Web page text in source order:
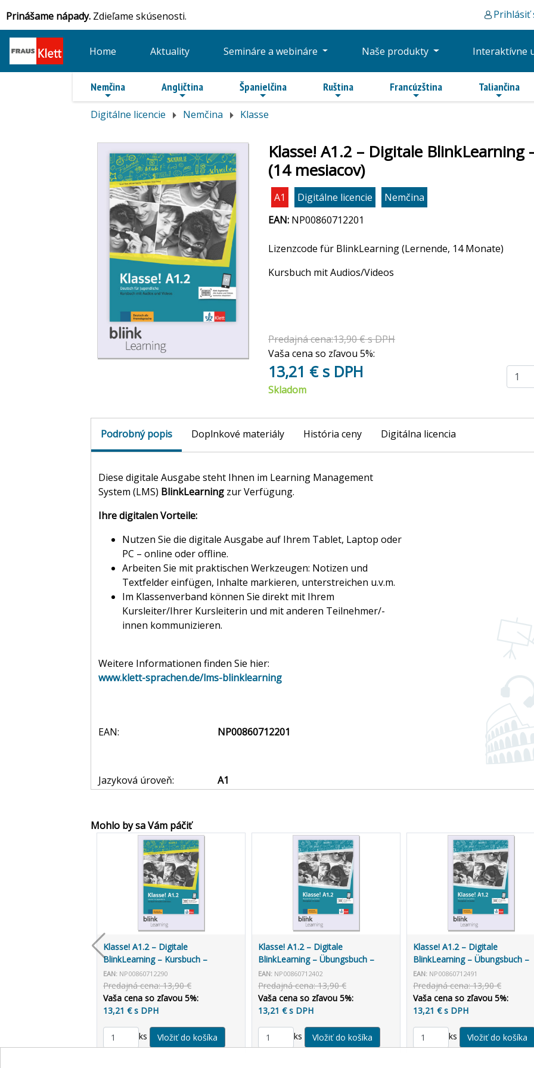
Prinášame nápady. Zdieľame skúsenosti. Prihlásiť
Home Aktuality Semináre a webináre Naše produkty Interaktívne
Nemčina Angličtina Španielčina Ruština Francúzština Taliančina
Digitálne licencie Nemčina Klasse
Klasse! A1.2 – Digitale BlinkLearning
(14 mesiacov)
A1 Digitálne licencie
Nemčina
EAN: NP00860712201
Lizenzcode für BlinkLearning (Lernende, 14 Monate)
Kursbuch mit Audios/Videos
Predajná cena:13,90 € s DPH
Vaša cena so zľavou 5%:
13,21 € s DPH
Skladom
Podrobný popis Doplnkové materiály História ceny Digitálna licencia
Diese digitale Ausgabe steht Ihnen im Learning Management
System (LMS) BlinkLearning zur Verfügung.
Ihre digitalen Vorteile:
Nutzen Sie die digitale Ausgabe auf Ihrem Tablet, Laptop oder
PC – online oder offline.
Arbeiten Sie mit praktischen Werkzeugen: Notizen und
Textfelder einfügen, Inhalte markieren, unterstreichen u.v.m.
Im Klassenverband können Sie direkt mit Ihrem
Kursleiter/Ihrer Kursleiterin und mit anderen Teilnehmer/-
innen kommunizieren.
Weitere Informationen finden Sie hier:
www.klett-sprachen.de/lms-blinklearning
EAN: NP00860712201
Jazyková úroveň: A1
Mohlo by sa Vám páčiť
Klasse! A1.2 – Digitale
BlinkLearning – Kursbuch –
Unterrichtende (3 roky)
EAN: NP00860712290
Predajná cena: 13,90 €
Vaša cena so zľavou 5%:
13,21 € s DPH
ks
Klasse! A1.2 – Digitale
BlinkLearning – Übungsbuch –
Lernende (14 mesiacov)
EAN: NP00860712402
Predajná cena: 13,90 €
Vaša cena so zľavou 5%:
13,21 € s DPH
ks
Klasse! A1.2 – Digitale
BlinkLearning – Übungsbuch –
Unterrichtende (3 roky)
EAN: NP00860712491
Predajná cena: 13,90 €
Vaša cena so zľavou 5%:
13,21 € s DPH
ks